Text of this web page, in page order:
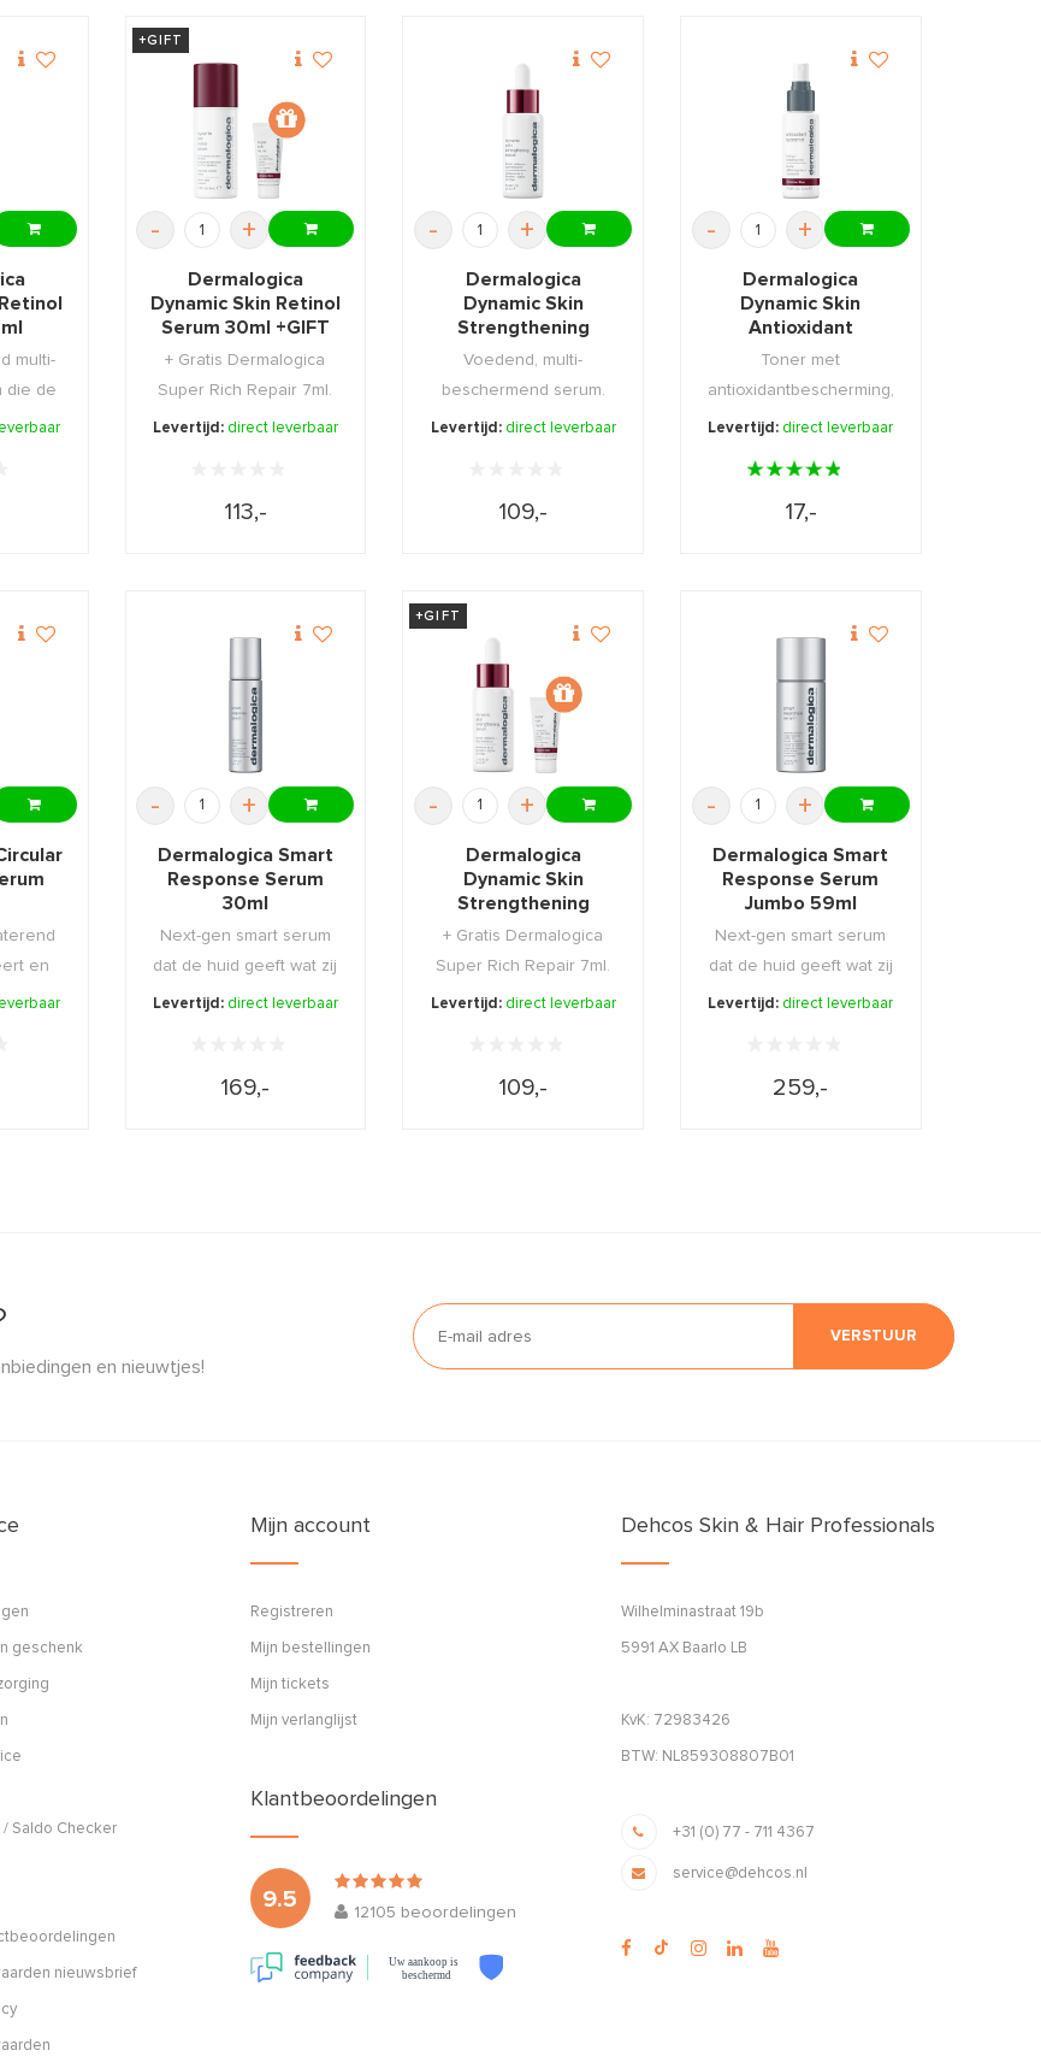
multi-
die de
hu ...
+GIFT
- +
Dermalogica
Dynamic Skin Retinol
Serum 30ml +GIFT
+ Gratis Dermalogica
Super Rich Repair 7ml.
Levertijd: direct leverbaar
113,-
- +
Dermalogica
Dynamic Skin
Strengthening
Serum 30ml
Voedend, multi-
beschermend serum.
Levertijd: direct leverbaar
109,-
- +
Dermalogica
Dynamic Skin
Antioxidant
Hydramist 30ml
Toner met
antioxidantbescherming,
verstevigt en hydrateert.
Levertijd: direct leverbaar
17,-
en
...
- +
Dermalogica Smart
Response Serum
30ml
Next-gen smart serum
dat de huid geeft wat zij
nodig heeft, ...
Levertijd: direct leverbaar
169,-
+GIFT
- +
Dermalogica
Dynamic Skin
Strengthening
Serum 30ml +GIFT
+ Gratis Dermalogica
Super Rich Repair 7ml.
Levertijd: direct leverbaar
109,-
- +
Dermalogica Smart
Response Serum
Jumbo 59ml
Next-gen smart serum
dat de huid geeft wat zij
nodig heeft, ...
Levertijd: direct leverbaar
259,-
en nieuwtjes!
VERSTUUR
geschenk
/ Saldo Checker
nieuwsbrief
Mijn account
Registreren
Mijn bestellingen
Mijn tickets
Mijn verlanglijst
Klantbeoordelingen
9.5
12105 beoordelingen
Uw aankoop is
beschermd
Dehcos Skin & Hair Professionals
Wilhelminastraat 19b
5991 AX Baarlo LB
KvK: 72983426
BTW: NL859308807B01
+31 (0) 77 - 711 4367
service@dehcos.nl